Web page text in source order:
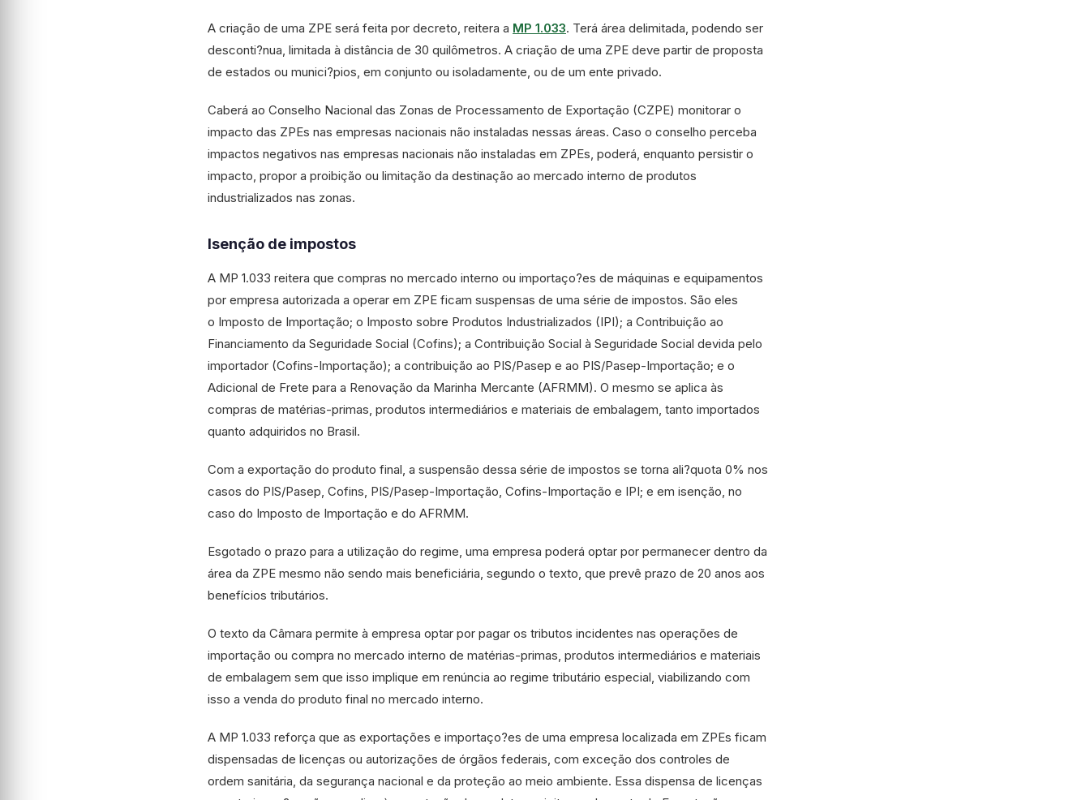
A criação de uma ZPE será feita por decreto, reitera a MP 1.033. Terá área delimitada, podendo ser
desconti?nua, limitada à distância de 30 quilômetros. A criação de uma ZPE deve partir de proposta
de estados ou munici?pios, em conjunto ou isoladamente, ou de um ente privado.
Caberá ao Conselho Nacional das Zonas de Processamento de Exportação (CZPE) monitorar o
impacto das ZPEs nas empresas nacionais não instaladas nessas áreas. Caso o conselho perceba
impactos negativos nas empresas nacionais não instaladas em ZPEs, poderá, enquanto persistir o
impacto, propor a proibição ou limitação da destinação ao mercado interno de produtos
industrializados nas zonas.
Isenção de impostos
A MP 1.033 reitera que compras no mercado interno ou importaço?es de máquinas e equipamentos
por empresa autorizada a operar em ZPE ficam suspensas de uma série de impostos. São eles
o Imposto de Importação; o Imposto sobre Produtos Industrializados (IPI); a Contribuição ao
Financiamento da Seguridade Social (Cofins); a Contribuição Social à Seguridade Social devida pelo
importador (Cofins-Importação); a contribuição ao PIS/Pasep e ao PIS/Pasep-Importação; e o
Adicional de Frete para a Renovação da Marinha Mercante (AFRMM). O mesmo se aplica às
compras de matérias-primas, produtos intermediários e materiais de embalagem, tanto importados
quanto adquiridos no Brasil.
Com a exportação do produto final, a suspensão dessa série de impostos se torna ali?quota 0% nos
casos do PIS/Pasep, Cofins, PIS/Pasep-Importação, Cofins-Importação e IPI; e em isenção, no
caso do Imposto de Importação e do AFRMM.
Esgotado o prazo para a utilização do regime, uma empresa poderá optar por permanecer dentro da
área da ZPE mesmo não sendo mais beneficiária, segundo o texto, que prevê prazo de 20 anos aos
benefícios tributários.
O texto da Câmara permite à empresa optar por pagar os tributos incidentes nas operações de
importação ou compra no mercado interno de matérias-primas, produtos intermediários e materiais
de embalagem sem que isso implique em renúncia ao regime tributário especial, viabilizando com
isso a venda do produto final no mercado interno.
A MP 1.033 reforça que as exportações e importaço?es de uma empresa localizada em ZPEs ficam
dispensadas de licenças ou autorizações de órgãos federais, com exceção dos controles de
ordem sanitária, da segurança nacional e da proteção ao meio ambiente. Essa dispensa de licenças